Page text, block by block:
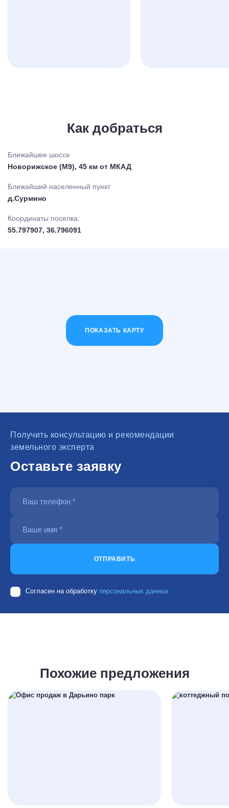
Как добраться
Ближайшее шоссе
Новорижское (М9), 45 км от МКАД
Ближайший населенный пункт
д.Сурмино
Координаты поселка:
55.797907, 36.796091
ПОКАЗАТЬ КАРТУ
Получить консультацию и рекомендации
земельного эксперта
Оставьте заявку
ОТПРАВИТЬ
Согласен на обработку персональных данных
Похожие предложения